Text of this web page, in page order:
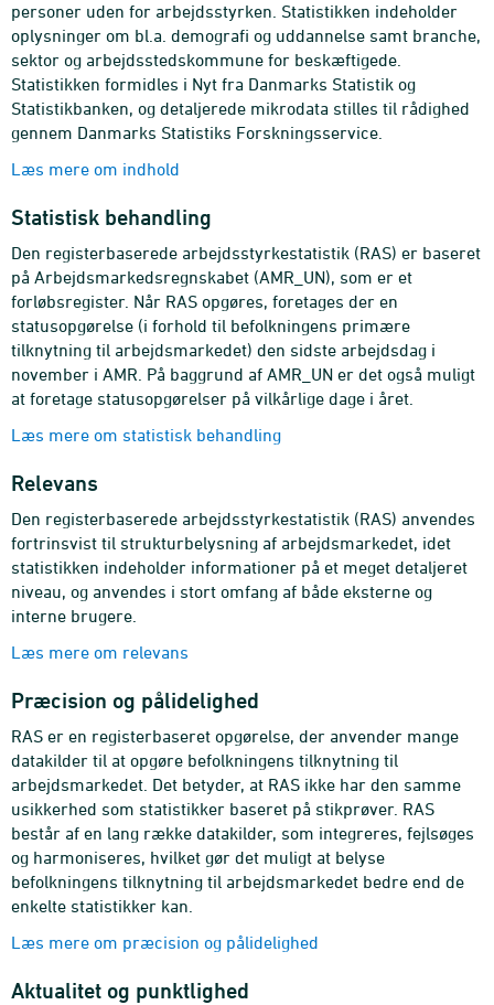
personer uden for arbejdsstyrken. Statistikken indeholder
oplysninger om bl.a. demografi og uddannelse samt branche,
sektor og arbejdsstedskommune for beskæftigede.
Statistikken formidles i Nyt fra Danmarks Statistik og
Statistikbanken, og detaljerede mikrodata stilles til rådighed
gennem Danmarks Statistiks Forskningsservice.
Læs mere om indhold
Statistisk behandling
Den registerbaserede arbejdsstyrkestatistik (RAS) er baseret
på Arbejdsmarkedsregnskabet (AMR_UN), som er et
forløbsregister. Når RAS opgøres, foretages der en
statusopgørelse (i forhold til befolkningens primære
tilknytning til arbejdsmarkedet) den sidste arbejdsdag i
november i AMR. På baggrund af AMR_UN er det også muligt
at foretage statusopgørelser på vilkårlige dage i året.
Læs mere om statistisk behandling
Relevans
Den registerbaserede arbejdsstyrkestatistik (RAS) anvendes
fortrinsvist til strukturbelysning af arbejdsmarkedet, idet
statistikken indeholder informationer på et meget detaljeret
niveau, og anvendes i stort omfang af både eksterne og
interne brugere.
Læs mere om relevans
Præcision og pålidelighed
RAS er en registerbaseret opgørelse, der anvender mange
datakilder til at opgøre befolkningens tilknytning til
arbejdsmarkedet. Det betyder, at RAS ikke har den samme
usikkerhed som statistikker baseret på stikprøver. RAS
består af en lang række datakilder, som integreres, fejlsøges
og harmoniseres, hvilket gør det muligt at belyse
befolkningens tilknytning til arbejdsmarkedet bedre end de
enkelte statistikker kan.
Læs mere om præcision og pålidelighed
Aktualitet og punktlighed